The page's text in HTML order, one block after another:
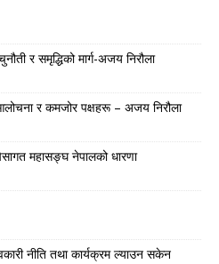
र समृद्धिको मार्ग-अजय निरौला
र कमजोर पक्षहरू – अजय निरौला
महासङ्घ नेपालको धारणा
नीति तथा कार्यक्रम ल्याउन सकेन